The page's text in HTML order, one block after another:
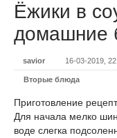
Ёжики в
домашние
savior 16-03-2019,
Вторые блюда
Приготовление
Для начала мелко
воде слегка